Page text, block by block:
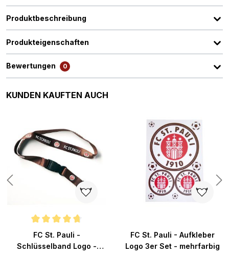
Produktbeschreibung
Produkteigenschaften
Bewertungen 0
Produktgalerie überspringen
KUNDEN KAUFTEN AUCH
Durchschnittliche Bewertung von 4.8 von 5 Sternen
FC St. Pauli -
Schlüsselband Logo -
FC St. Pauli - Aufkleber
Logo 3er Set - mehrfarbig